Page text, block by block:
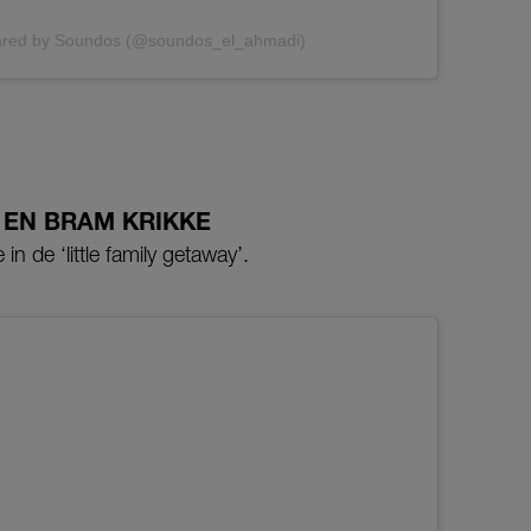
by Soundos (@soundos_el_ahmadi)
BRAM KRIKKE
de ‘little family getaway’.